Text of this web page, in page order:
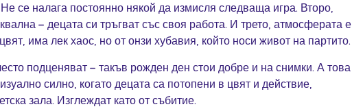
се налага постоянно някой да измисля следваща игра. Второ,
– децата си тръгват със своя работа. И трето, атмосферата е
има лек хаос, но от онзи хубавия, който носи живот на партито.
подценяват – такъв рожден ден стои добре и на снимки. А това
силно, когато децата са потопени в цвят и действие,
зала. Изглеждат като от събитие.